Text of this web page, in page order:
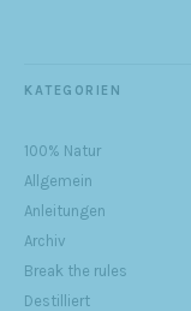
KATEGORIEN
100% Natur
Allgemein
Anleitungen
Archiv
Break the rules
Destilliert